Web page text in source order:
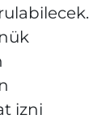
izni